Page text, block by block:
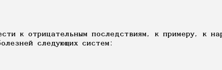
к отрицательным последствиям, к примеру, к
следующих систем: